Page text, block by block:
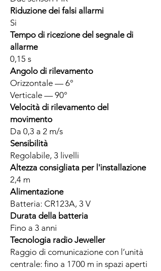
Riduzione dei falsi allarmi
Si
Tempo di ricezione del segnale di
allarme
0,15 s
Angolo di rilevamento
Orizzontale — 6°
Verticale — 90°
Velocità di rilevamento del
movimento
Da 0,3 a 2 m/s
Sensibilità
Regolabile, 3 livelli
Altezza consigliata per l'installazione
2,4 m
Alimentazione
Batteria: CR123A, 3 V
Durata della batteria
Fino a 3 anni
Tecnologia radio Jeweller
Raggio di comunicazione con l’unità
centrale: fino a 1700 m in spazi aperti